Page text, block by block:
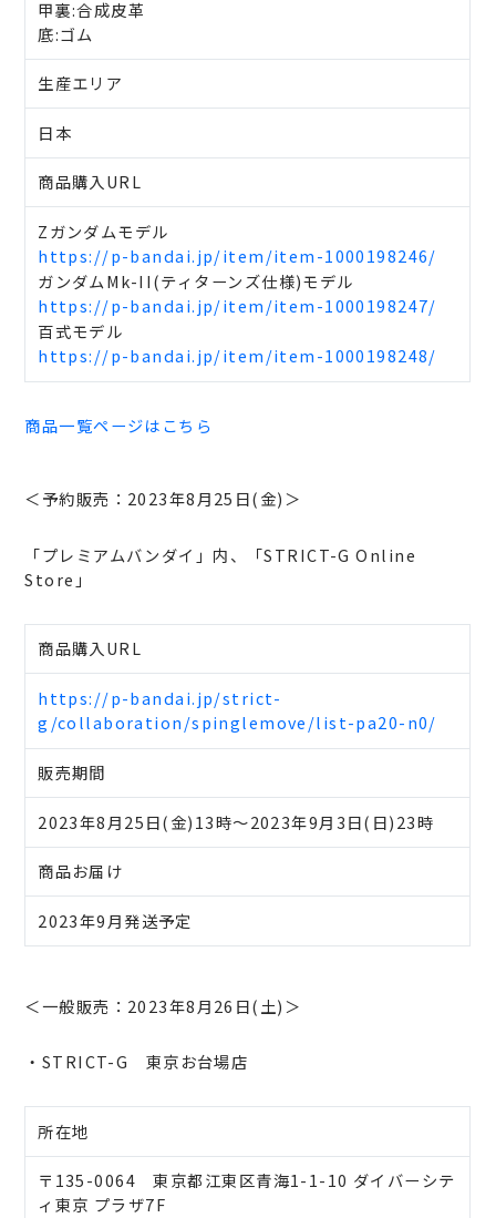
甲裏:合成皮革
底:ゴム
生産エリア
日本
商品購入URL
Zガンダムモデル
https://p-bandai.jp/item/item-1000198246/
ガンダムMk-II(ティターンズ仕様)モデル
https://p-bandai.jp/item/item-1000198247/
百式モデル
https://p-bandai.jp/item/item-1000198248/
商品一覧ページはこちら
＜予約販売：2023年8月25日(金)＞
「プレミアムバンダイ」内、「STRICT-G Online
Store」
商品購入URL
https://p-bandai.jp/strict-
g/collaboration/spinglemove/list-pa20-n0/
販売期間
2023年8月25日(金)13時～2023年9月3日(日)23時
商品お届け
2023年9月発送予定
＜一般販売：2023年8月26日(土)＞
・STRICT-G 東京お台場店
所在地
〒135-0064 東京都江東区青海1-1-10 ダイバーシテ
ィ東京 プラザ7F